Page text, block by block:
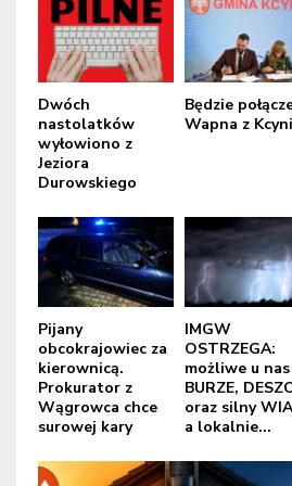
Dwóch
nastolatków
wyłowiono z
Jeziora
Durowskiego
Będzie
Wapna z
Pijany
obcokrajowiec za
kierownicą.
Prokurator z
Wągrowca chce
surowej kary
IMGW
OSTRZEGA:
możliwe u nas
BURZE,
oraz silny
a lokalnie...